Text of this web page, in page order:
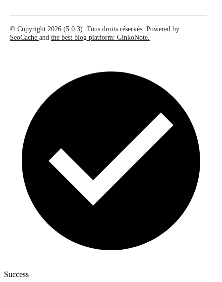
© Copyright 2026 (5.0.3). Tous droits réservés. Powered by
SeoCache and the best blog platform: GinkoNote.
Success